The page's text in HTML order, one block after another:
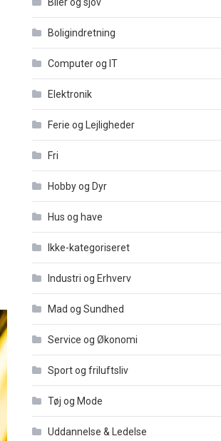
Boligindretning
Computer og IT
Elektronik
Ferie og Lejligheder
Fri
Hobby og Dyr
Hus og have
Ikke-kategoriseret
Industri og Erhverv
Mad og Sundhed
Service og Økonomi
Sport og friluftsliv
Tøj og Mode
Uddannelse & Ledelse